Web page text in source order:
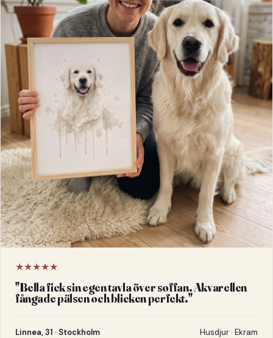
★★★★★
"Bella fick sin egen tavla över soffan. Akvarellen
fångade pälsen och blicken perfekt."
Linnea, 31 · Stockholm Husdjur · Ekram